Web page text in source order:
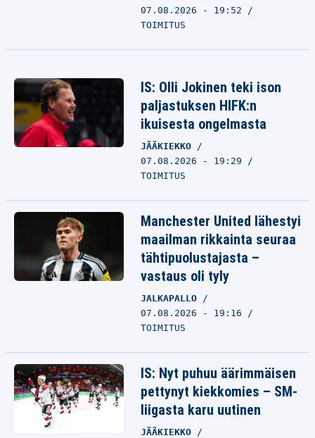
07.08.2026 - 19:52
TOIMITUS
IS: Olli Jokinen teki ison
paljastuksen HIFK:n
ikuisesta ongelmasta
JÄÄKIEKKO
07.08.2026 - 19:29
TOIMITUS
Manchester United lähestyi
maailman rikkainta seuraa
tähtipuolustajasta –
vastaus oli tyly
JALKAPALLO
07.08.2026 - 19:16
TOIMITUS
IS: Nyt puhuu äärimmäisen
pettynyt kiekkomies – SM-
liigasta karu uutinen
JÄÄKIEKKO